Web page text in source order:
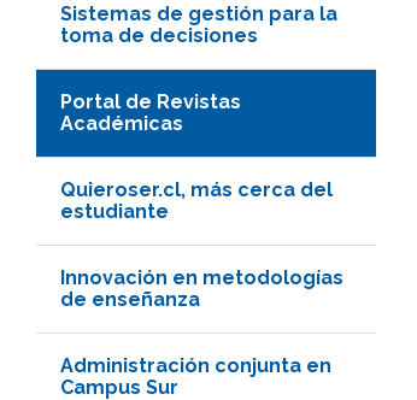
Sistemas de gestión para la
toma de decisiones
Portal de Revistas
Académicas
Quieroser.cl, más cerca del
estudiante
Innovación en metodologías
de enseñanza
Administración conjunta en
Campus Sur